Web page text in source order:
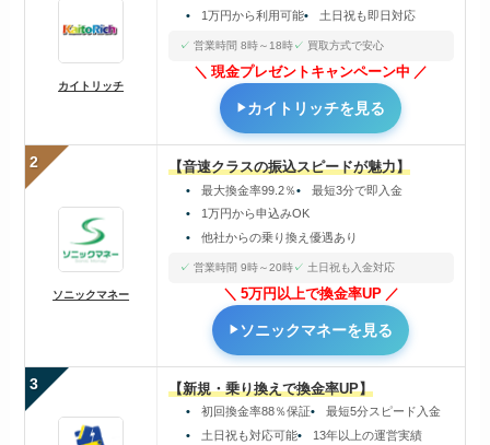
カイトリッチ
1万円から利用可能
土日祝も即日対応
営業時間 8時～18時 買取方式で安心
現金プレゼントキャンペーン中
カイトリッチを見る
2
ソニックマネー
【音速クラスの振込スピードが魅力】
最大換金率99.2％
最短3分で即入金
1万円から申込みOK
他社からの乗り換え優遇あり
営業時間 9時～20時 土日祝も入金対応
5万円以上で換金率UP
ソニックマネーを見る
3 【新規・乗り換えで換金率UP】
初回換金率88％保証
最短5分スピード入金
土日祝も対応可能
13年以上の運営実績